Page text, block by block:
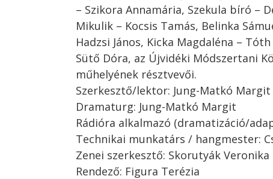
– Szikora Annamária, Szekula bíró –
Mikulik – Kocsis Tamás, Belinka
Hadzsi János, Kicka Magdaléna –
Sütő Dóra, az Újvidéki Módszertani
műhelyének résztvevői.
Szerkesztő/lektor: Jung-Matkó Margit
Dramaturg: Jung-Matkó Margit
Rádióra alkalmazó (dramatizáció/
Technikai munkatárs / hangmester:
Zenei szerkesztő: Skorutyák Veronika
Rendező: Figura Terézia